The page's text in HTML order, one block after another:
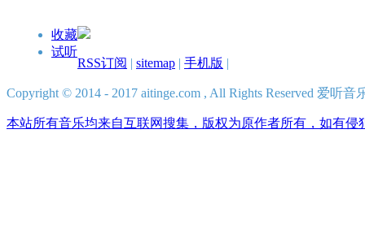
收藏
试听
RSS订阅 | sitemap | 手机版 |
Copyright © 2014 - 2017 aitinge.com , All Rights Reserved 爱听音
本站所有音乐均来自互联网搜集，版权为原作者所有，如有侵